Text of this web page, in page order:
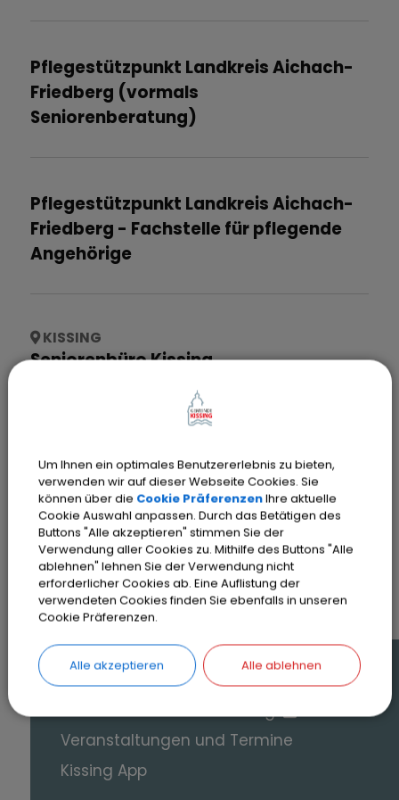
Pflegestützpunkt Landkreis Aichach-
Friedberg (vormals
Seniorenberatung)
Pflegestützpunkt Landkreis Aichach-
Friedberg - Fachstelle für pflegende
Angehörige
KISSING
Seniorenbüro Kissing
SEITE DRUCKEN
Auf einen Blick
Veranstaltungen und Termine
Kissing App
Um Ihnen ein optimales Benutzererlebnis zu bieten,
verwenden wir auf dieser Webseite Cookies. Sie
können über die Cookie PräferenzenIhre aktuelle
Cookie Auswahl anpassen. Durch das Betätigen des
Buttons "Alle akzeptieren" stimmen Sie der
Verwendung aller Cookies zu. Mithilfe des Buttons "Alle
ablehnen" lehnen Sie der Verwendung nicht
erforderlicher Cookies ab. Eine Auflistung der
verwendeten Cookies finden Sie ebenfalls in unseren
Cookie Präferenzen.
Alle akzeptieren Alle ablehnen